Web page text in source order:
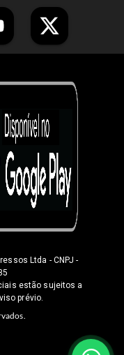
Ltda - CNPJ -
estão sujeitos a
prévio.